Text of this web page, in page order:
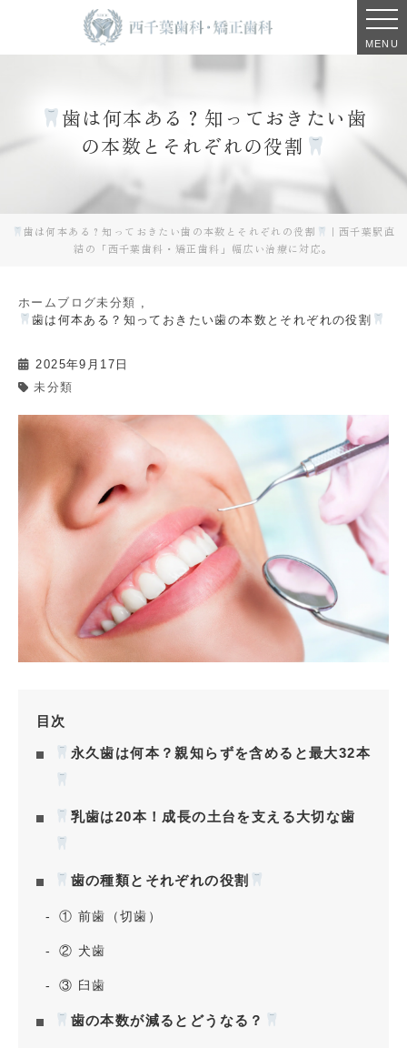
MENU
歯は何本ある？知っておきたい歯
の本数とそれぞれの役割
歯は何本ある？知っておきたい歯の本数とそれぞれの役割
｜西千葉駅直
結の「西千葉歯科・矯正歯科」幅広い治療に対応。
ホーム ブログ未分類
歯は何本ある？知っておきたい歯の本数とそれぞれの役割
2025年9月17日
未分類
目次
永久歯は何本？親知らずを含めると最大32本
乳歯は20本！成長の土台を支える大切な歯
歯の種類とそれぞれの役割
① 前歯（切歯）
② 犬歯
③ 臼歯
歯の本数が減るとどうなる？